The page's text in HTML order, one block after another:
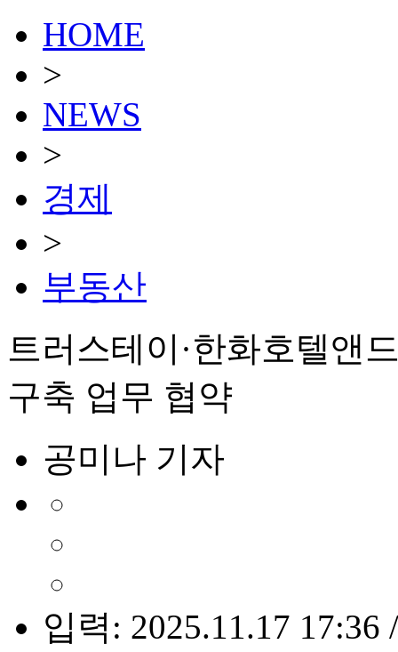
HOME
>
NEWS
>
경제
>
부동산
트러스테이·한화호텔앤
구축 업무 협약
공미나 기자
입력: 2025.11.17 17:36